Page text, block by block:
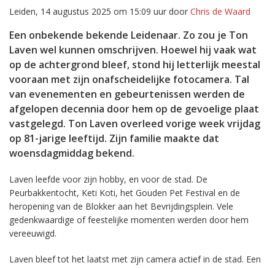
Leiden, 14 augustus 2025 om 15:09 uur door Chris de Waard
Een onbekende bekende Leidenaar. Zo zou je Ton
Laven wel kunnen omschrijven. Hoewel hij vaak wat
op de achtergrond bleef, stond hij letterlijk meestal
vooraan met zijn onafscheidelijke fotocamera. Tal
van evenementen en gebeurtenissen werden de
afgelopen decennia door hem op de gevoelige plaat
vastgelegd. Ton Laven overleed vorige week vrijdag
op 81-jarige leeftijd. Zijn familie maakte dat
woensdagmiddag bekend.
Laven leefde voor zijn hobby, en voor de stad. De
Peurbakkentocht, Keti Koti, het Gouden Pet Festival en de
heropening van de Blokker aan het Bevrijdingsplein. Vele
gedenkwaardige of feestelijke momenten werden door hem
vereeuwigd.
Laven bleef tot het laatst met zijn camera actief in de stad. Een